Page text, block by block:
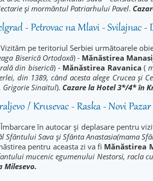
și mormântul Patriarhului Pavel.
- Petrovac na Mlavi - Svilajnac
pe teritoriul Serbiei următoarele
Biserică Ortodoxă) - Mănăstirea
din biserică) - Mănăstirea Ravanica(
din 1389, când acesta alege Crucea şi
Grigorie Sinaitul). Cazare la Hotel 3*/4* în
/ Krusevac - Raska - Novi
în autocar și deplasare pentru
Sfântului Sava şi Sfânta Anastasia(mama
pentru aceasta zi va fi Mănăstirea
mucenic egumenului Nestorsi, racla
Milesevo.